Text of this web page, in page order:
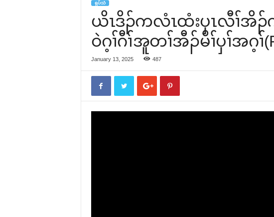
ရုပ်သံ
ယိၤဒိၣ်ကလံၤထံးပှၤလီၢ်အိ
ဝဲဂ့ၢ်ဂီၢ်အူတၢ်အီၣ်မိၢ်ပှၢ်အဂ့ၢ်
January 13, 2025 487